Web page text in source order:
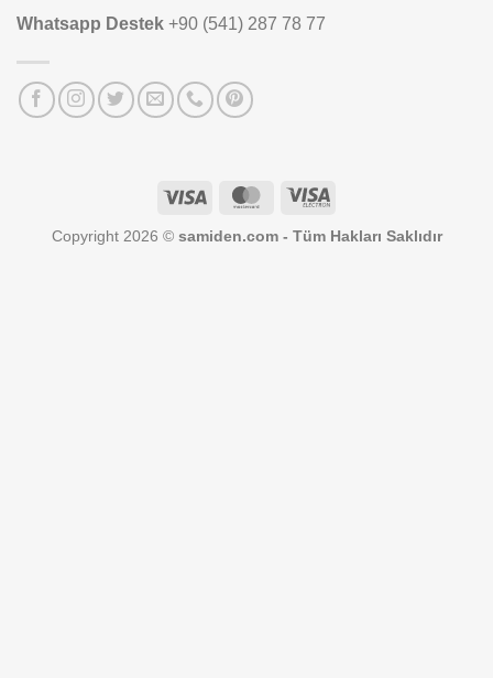
Whatsapp Destek +90 (541) 287 78 77
Visa MasterCardVisa
Copyright 2026 © samiden.com - Tüm Hakları Saklıdır